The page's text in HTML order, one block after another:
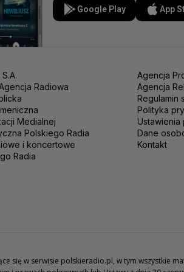
Google Play App
Radiowa
Medialnej
Polskiego Radia
i koncertowe
Radia
Agencja
Agencja
Regulamin
Polityka
Ustawienia
Dane
Kontakt
się w serwisie polskieradio.pl, w tym wszystkie